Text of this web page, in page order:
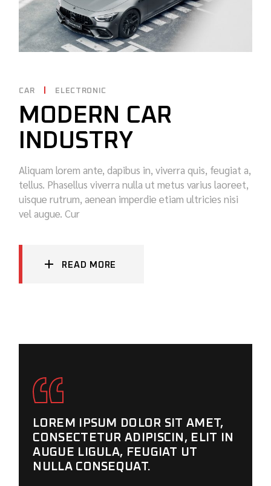
CAR ELECTRONIC
MODERN CAR
INDUSTRY
Aliquam lorem ante, dapibus in, viverra quis, feugiat a,
tellus. Phasellus viverra nulla ut metus varius laoreet,
uisque rutrum, aenean imperdie etiam ultricies nisi
vel augue. Cur
READ MORE
LOREM IPSUM DOLOR SIT AMET,
CONSECTETUR ADIPISCIN, ELIT IN
AUGUE LIGULA, FEUGIAT UT
NULLA CONSEQUAT.